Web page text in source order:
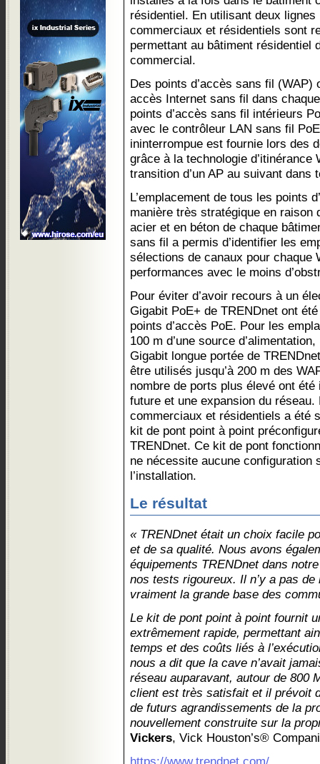
résidentiel. En utilisant deux
commerciaux et résidentiels sont
permettant au bâtiment résidentiel
commercial.
Des points d’accès sans fil
accès Internet sans fil dans
points d’accès sans fil intérieurs
avec le contrôleur LAN sans fil
ininterrompue est fournie lors des
grâce à la technologie
transition d’un AP au suivant dans
L’emplacement de tous les points
manière très stratégique en raison
acier et en béton de chaque
sans fil a permis d’identifier les
sélections de canaux pour chaque
performances avec le moins
Pour éviter d’avoir recours à un
Gigabit PoE+ de TRENDnet ont
points d’accès PoE. Pour les
100 m d’une source
Gigabit longue portée de
être utilisés jusqu’à 200 m des
nombre de ports plus élevé ont
future et une expansion du
commerciaux et résidentiels a été
kit de pont point à point
TRENDnet. Ce kit de pont
ne nécessite aucune configuration
l’installation.
Le résultat
« TRENDnet était un choix facile
et de sa qualité. Nous avons
équipements TRENDnet dans
nos tests rigoureux. Il n’y a pas
vraiment la grande base des
Le kit de pont point à point fournit
extrêmement rapide, permettant
temps et des coûts liés à
nous a dit que la cave n’avait
réseau auparavant, autour de 800
client est très satisfait et il prévoit
de futurs agrandissements de la
nouvellement construite sur la
Vickers, Vick Houston’s®
https://www.trendnet.com/